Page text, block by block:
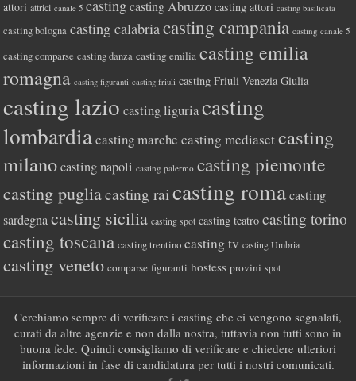
attori attrici canale 5 casting casting Abruzzo casting attori casting basilicata
casting bologna casting calabriacasting campania casting canale 5
casting comparse casting danza casting emilia casting emilia
romagna casting figuranti casting friuli casting Friuli Venezia Giulia
casting lazio casting liguriacasting
lombardiacasting marche casting mediasetcasting
milano casting napoli casting palermo casting piemonte
casting pugliacasting rai casting roma casting
sardegna casting sicilia casting spot casting teatro casting torino
casting toscana casting trentino casting tv casting Umbria
casting veneto comparse figuranti hostess provini spot
Cerchiamo sempre di verificare i casting che ci vengono segnalati,
curati da altre agenzie e non dalla nostra, tuttavia non tutti sono in
buona fede. Quindi consigliamo di verificare e chiedere ulteriori
informazioni in fase di candidatura per tutti i nostri comunicati.